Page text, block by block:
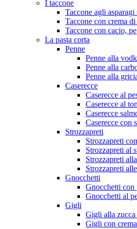
I taccone
Taccone agli asparagi
Taccone con crema
Taccone con cacio,
La pasta corta
Penne
Penne alla
Penne alla
Penne alla
Caserecce
Caserecce al
Caserecce al
Caserecce
Caserecce con
Strozzapreti
Strozzapreti
Strozzapreti al
Strozzapreti
Strozzapreti
Gnocchetti
Gnocchetti con
Gnocchetti al
Gigli
Gigli alla
Gigli con